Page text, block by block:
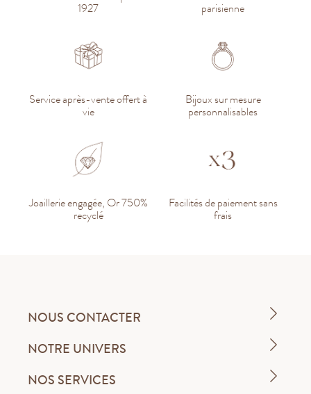
1927 parisienne
Service après-vente offert à
vie
Bijoux sur mesure
personnalisables
Joaillerie engagée, Or 750%
recyclé
Facilités de paiement sans
frais
NOUS CONTACTER
NOTRE UNIVERS
NOS SERVICES